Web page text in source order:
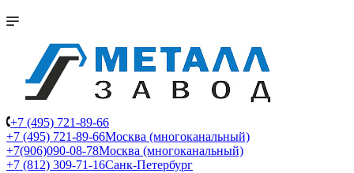
+7 (495) 721-89-66
+7 (495) 721-89-66Москва (многоканальный)
+7(906)090-08-78Москва (многоканальный)
+7 (812) 309-71-16Санк-Петербург